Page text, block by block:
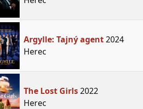
Argylle: Tajný agent2024
Herec
The Lost Girls2022
Herec